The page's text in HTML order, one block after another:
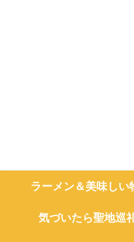
ラーメン＆美味しい
気づいたら聖地巡